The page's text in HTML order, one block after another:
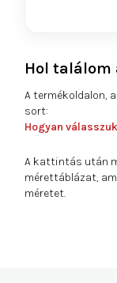
Hol
A termékoldalon,
sort:
Hogyan
A kattintás után
mérettáblázat,
méretet.